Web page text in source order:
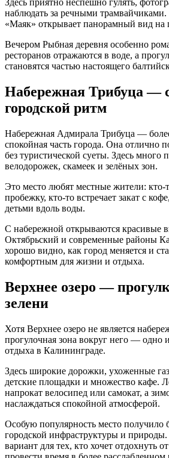
Здесь приятно неспешно гулять,
наблюдать за речными
«Маяк» открывает панорамный вид на
Вечером Рыбная деревня особенно
ресторанов отражаются в воде, а
становятся частью настоящего
Набережная Трибуца —
городской ритм
Набережная Адмирала Трибуца —
спокойная часть города. Она отлично
без туристической суеты. Здесь много
велодорожек, скамеек и зелёных зон.
Это место любят местные жители: кто-
пробежку, кто-то встречает закат с
детьми вдоль воды.
С набережной открываются красивые
Октябрьский и современные районы
хорошо видно, как город меняется и
комфортным для жизни и отдыха.
Верхнее озеро —
зелени
Хотя Верхнее озеро не является
прогулочная зона вокруг него — одно
отдыха в Калининграде.
Здесь широкие дорожки, ухоженные
детские площадки и множество кафе.
напрокат велосипед или самокат, а
наслаждаться спокойной атмосферой.
Особую популярность место получило
городской инфраструктуры и
вариант для тех, кто хочет отдохнуть